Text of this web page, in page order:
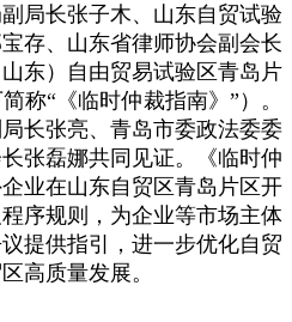
局长张子木、山东自贸试验
存、山东省律师协会副会长
东）自由贸易试验区青岛片
称“《临时仲裁指南》”）。
长张亮、 青岛市委政法委委
张磊娜共同见证。《临时仲
业在山东自贸区青岛片区开
序规则，为企业等市场主体
提供指引，进一步优化自贸
高质量发展。